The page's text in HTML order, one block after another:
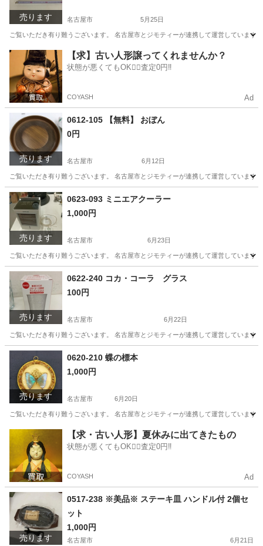
売ります 名古屋市 5月25日
ご覧いただき有り難うございます。 名古屋市とジモティーが連携して運営してい
愛知 名古屋市 その他 リユース
【求】古い人形譲ってくれませんか？
状態が悪くてもOK🙆‍♀️査定0円‼️
COYASH Ad
売ります
0612-105 【無料】 おぼん
0円
名古屋市 6月12日
ご覧いただき有り難うございます。 名古屋市とジモティーが連携して運営してい
愛知 名古屋市 リユース
売ります
0623-093 ミニエアクーラー
1,000円
名古屋市 6月23日
ご覧いただき有り難うございます。 名古屋市とジモティーが連携して運営してい
愛知 名古屋市 季節、空調家電 リユース
売ります
0622-240 コカ・コーラ グラス
100円
名古屋市 6月22日
ご覧いただき有り難うございます。 名古屋市とジモティーが連携して運営してい
愛知 名古屋市 リユース
売ります
0620-210 蝶の標本
1,000円
名古屋市 6月20日
ご覧いただき有り難うございます。 名古屋市とジモティーが連携して運営してい
インテリア雑貨/小物 リユース
【求・古い人形】夏休みに出てきたもの
状態が悪くてもOK🙆‍♀️査定0円‼️
COYASH Ad
売ります
0517-238 ※美品※ ステーキ皿 ハンドル付 2個セ
ット
1,000円
名古屋市 6月21日